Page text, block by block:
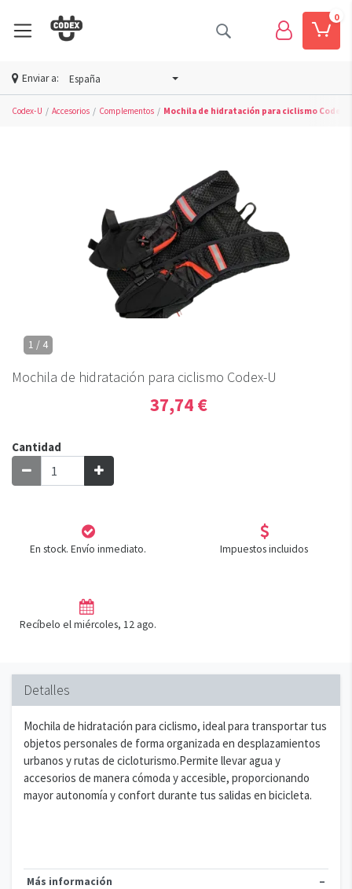
0
Enviar a: España
Codex-U Accesorios Complementos Mochila de hidratación para ciclismo Codex-
1 / 4
Mochila de hidratación para ciclismo Codex-U
37,74 €
Cantidad
En stock. Envío inmediato. Impuestos incluidos
Recíbelo el miércoles, 12 ago.
Detalles
Mochila de hidratación para ciclismo, ideal para transportar tus
objetos personales de forma organizada en desplazamientos
urbanos y rutas de cicloturismo.Permite llevar agua y
accesorios de manera cómoda y accesible, proporcionando
mayor autonomía y confort durante tus salidas en bicicleta.
Más información